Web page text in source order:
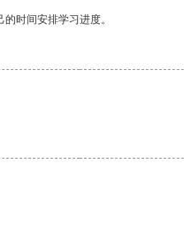
时间安排学习进度。